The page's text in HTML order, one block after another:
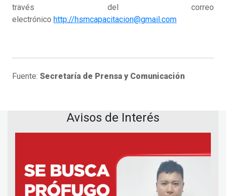
través del correo
electrónico http://hsmcapacitacion@gmail.com
Fuente: Secretaría de Prensa y Comunicación
Avisos de Interés